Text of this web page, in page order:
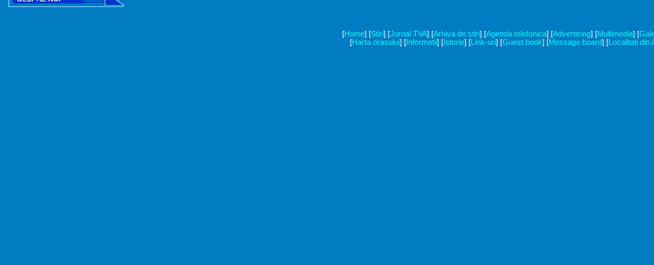
[Home] [Stiri] [Jurnal TVA] [Arhiva de stiri] [Agenda telefonica] [Advertising] [Multimedia] [
[Harta orasului] [Informatii] [Istorie] [Link-uri] [Guest book] [Message board] [Localitati din